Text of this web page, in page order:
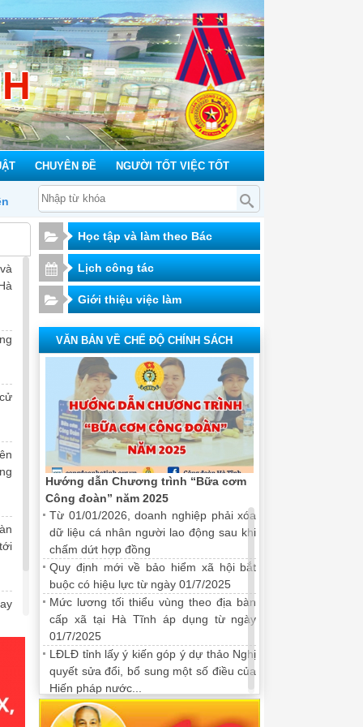
CHUYÊN ĐỀ NGƯỜI TỐT VIỆC TỐT
phí trên "Chợ tết công
sẽ hỗ trợ 3.070 đoàn viên,
phí; ưu đãi về giá cả, chất
Đại hội MTTQ tỉnh Hà Tĩnh hiệp
2025-2030
21/11/2025 16:38:00
tỉnh Hà Tĩnh khóa XVI, nhiệm kỳ
dân chủ, thống nhất cử tại đại hội là
chức Chủ tịch Ủy ban MTTQ tỉnh.
Học tập và làm theo Bác
Lịch công tác
Giới thiệu việc làm
VĂN BẢN VỀ CHẾ ĐỘ CHÍNH SÁCH
Hướng dẫn Chương trình “Bữa cơm
Công đoàn” năm 2025
Từ 01/01/2026, doanh nghiệp phải xóa
dữ liệu cá nhân người lao động sau khi
chấm dứt hợp đồng
Quy định mới về bảo hiểm xã hội bắt
buộc có hiệu lực từ ngày 01/7/2025
Mức lương tối thiểu vùng theo địa bàn
cấp xã tại Hà Tĩnh áp dụng từ ngày
01/7/2025
LĐLĐ tỉnh lấy ý kiến góp ý dự thảo Nghị
quyết sửa đổi, bổ sung một số điều của
Hiến pháp nước...